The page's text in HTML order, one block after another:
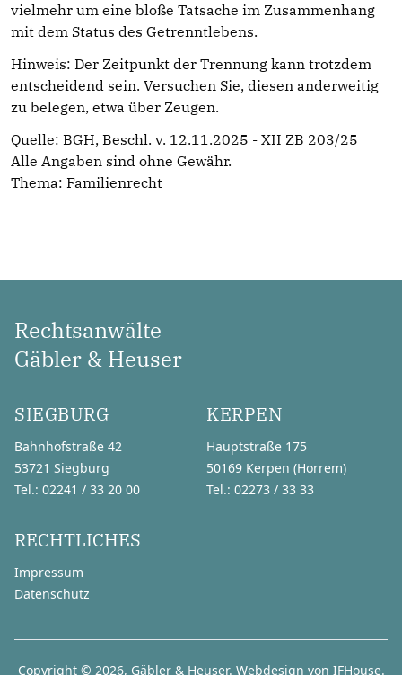
vielmehr um eine bloße Tatsache im Zusammenhang
mit dem Status des Getrenntlebens.
Hinweis: Der Zeitpunkt der Trennung kann trotzdem
entscheidend sein. Versuchen Sie, diesen anderweitig
zu belegen, etwa über Zeugen.
Quelle: BGH, Beschl. v. 12.11.2025 - XII ZB 203/25
Alle Angaben sind ohne Gewähr.
Thema: Familienrecht
Rechtsanwälte
Gäbler & Heuser
SIEGBURG
Bahnhofstraße 42
53721 Siegburg
Tel.: 02241 / 33 20 00
KERPEN
Hauptstraße 175
50169 Kerpen (Horrem)
Tel.: 02273 / 33 33
RECHTLICHES
Impressum
Datenschutz
Copyright © 2026, Gäbler & Heuser. Webdesign von IFHouse.